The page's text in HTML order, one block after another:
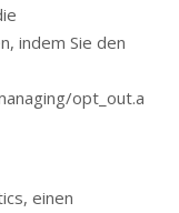
indem Sie den
opt_out.a
einen